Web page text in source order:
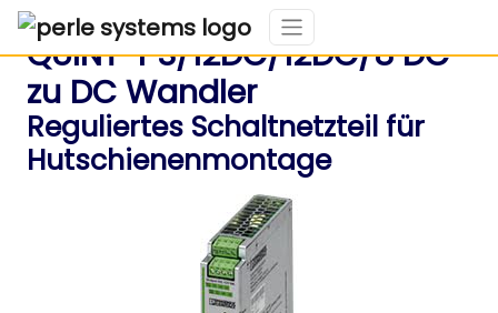
QUINT-PS/12DC/12DC/8 DC
zu DC Wandler
Reguliertes Schaltnetzteil für
Hutschienenmontage